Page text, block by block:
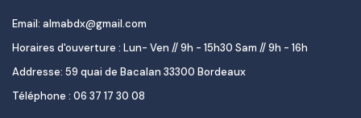
Email: almabdx@gmail.com
Horaires d'ouverture : Lun- Ven // 9h - 15h30 Sam // 9h - 16h
Addresse: 59 quai de Bacalan 33300 Bordeaux
Téléphone : 06 37 17 30 08